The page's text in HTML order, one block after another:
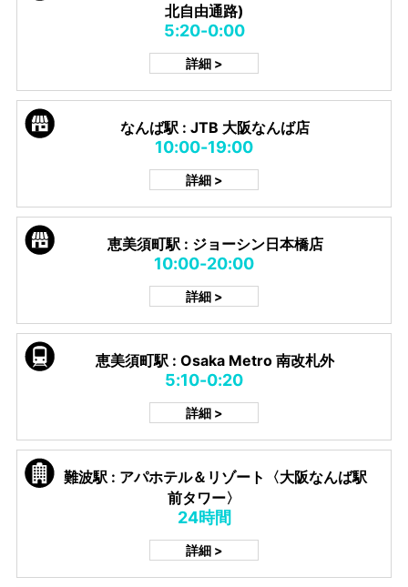
北自由通路)
5:20-0:00
詳細 >
なんば駅 : JTB 大阪なんば店
10:00-19:00
詳細 >
恵美須町駅 : ジョーシン日本橋店
10:00-20:00
詳細 >
恵美須町駅 : Osaka Metro 南改札外
5:10-0:20
詳細 >
難波駅 : アパホテル＆リゾート〈大阪なんば駅
前タワー〉
24時間
詳細 >